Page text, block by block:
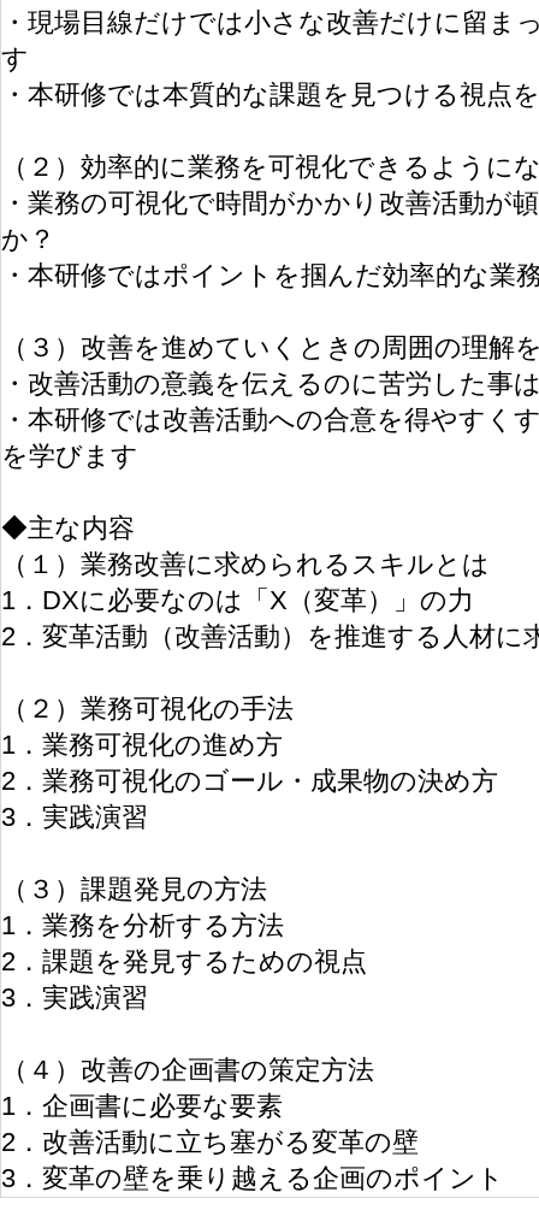
・現場目線だけでは小さな改善だけに留ま
す
・本研修では本質的な課題を見つける視点
（２）効率的に業務を可視化できるように
・業務の可視化で時間がかかり改善活動が
か？
・本研修ではポイントを掴んだ効率的な業
（３）改善を進めていくときの周囲の理解
・改善活動の意義を伝えるのに苦労した事
・本研修では改善活動への合意を得やすく
を学びます
◆主な内容
（１）業務改善に求められるスキルとは
1．DXに必要なのは「X（変革）」の力
2．変革活動（改善活動）を推進する人材に
（２）業務可視化の手法
1．業務可視化の進め方
2．業務可視化のゴール・成果物の決め方
3．実践演習
（３）課題発見の方法
1．業務を分析する方法
2．課題を発見するための視点
3．実践演習
（４）改善の企画書の策定方法
1．企画書に必要な要素
2．改善活動に立ち塞がる変革の壁
3．変革の壁を乗り越える企画のポイント